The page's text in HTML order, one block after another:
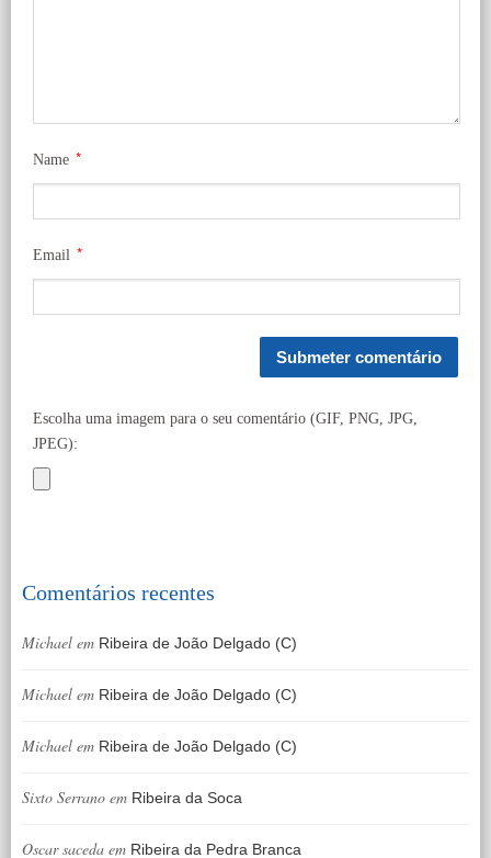
Name *
Email *
Escolha uma imagem para o seu comentário (GIF, PNG, JPG,
JPEG):
Comentários recentes
Michael em Ribeira de João Delgado (C)
Michael em Ribeira de João Delgado (C)
Michael em Ribeira de João Delgado (C)
Sixto Serrano em Ribeira da Soca
Oscar saceda em Ribeira da Pedra Branca